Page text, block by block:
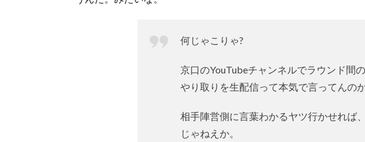
何じゃこりゃ?
京口のYouTubeチャンネルでラウンド間
やり取りを生配信って本気で言ってんの
相手陣営側に言葉わかるヤツ行かせれば
じゃねえか。